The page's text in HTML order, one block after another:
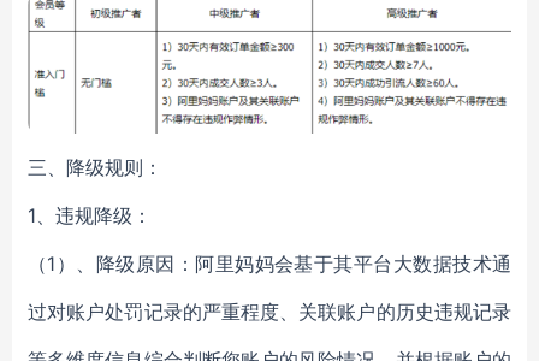
三、降级规则：
1、违规降级：
（1）、降级原因：阿里妈妈会基于其平台大数据技术通
过对账户处罚记录的严重程度、关联账户的历史违规记录